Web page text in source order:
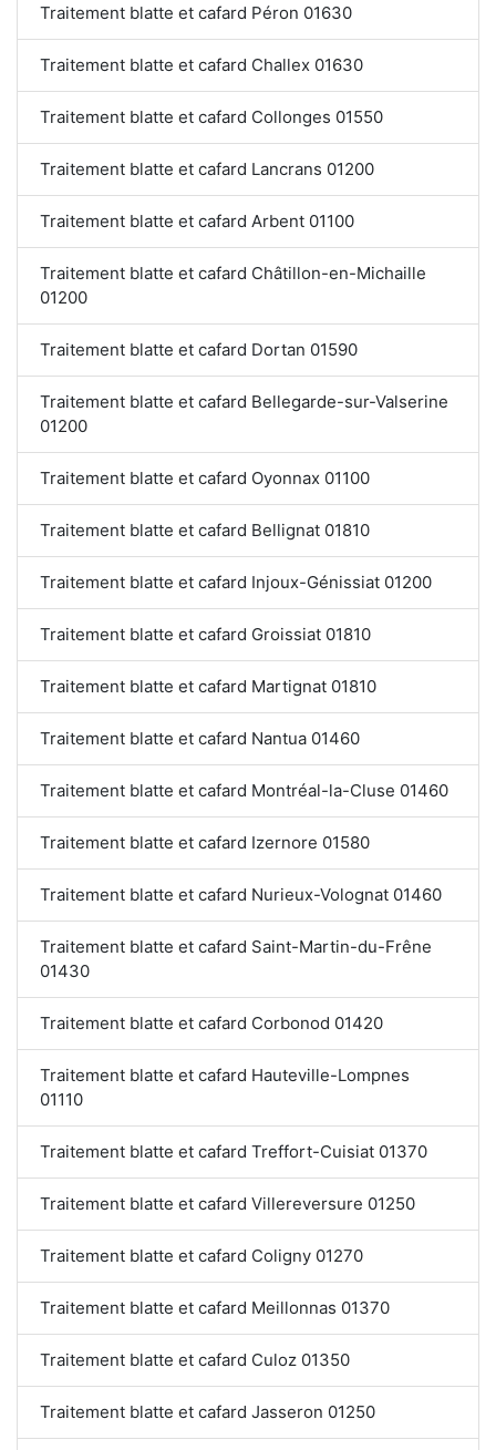
Traitement blatte et cafard Péron 01630
Traitement blatte et cafard Challex 01630
Traitement blatte et cafard Collonges 01550
Traitement blatte et cafard Lancrans 01200
Traitement blatte et cafard Arbent 01100
Traitement blatte et cafard Châtillon-en-Michaille
01200
Traitement blatte et cafard Dortan 01590
Traitement blatte et cafard Bellegarde-sur-Valserine
01200
Traitement blatte et cafard Oyonnax 01100
Traitement blatte et cafard Bellignat 01810
Traitement blatte et cafard Injoux-Génissiat 01200
Traitement blatte et cafard Groissiat 01810
Traitement blatte et cafard Martignat 01810
Traitement blatte et cafard Nantua 01460
Traitement blatte et cafard Montréal-la-Cluse 01460
Traitement blatte et cafard Izernore 01580
Traitement blatte et cafard Nurieux-Volognat 01460
Traitement blatte et cafard Saint-Martin-du-Frêne
01430
Traitement blatte et cafard Corbonod 01420
Traitement blatte et cafard Hauteville-Lompnes
01110
Traitement blatte et cafard Treffort-Cuisiat 01370
Traitement blatte et cafard Villereversure 01250
Traitement blatte et cafard Coligny 01270
Traitement blatte et cafard Meillonnas 01370
Traitement blatte et cafard Culoz 01350
Traitement blatte et cafard Jasseron 01250